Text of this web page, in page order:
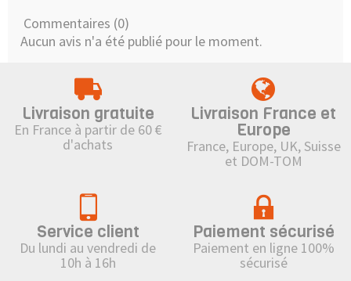
Commentaires (0)
Aucun avis n'a été publié pour le moment.
Livraison gratuite
En France à partir de 60 €
d'achats
Livraison France et
Europe
France, Europe, UK, Suisse
et DOM-TOM
Service client
Du lundi au vendredi de
10h à 16h
Paiement sécurisé
Paiement en ligne 100%
sécurisé